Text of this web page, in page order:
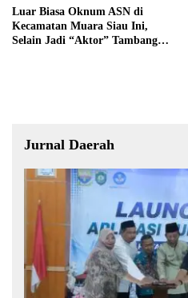
Luar Biasa Oknum ASN di
Kecamatan Muara Siau Ini,
Selain Jadi “Aktor” Tambang
Jurnal Daerah